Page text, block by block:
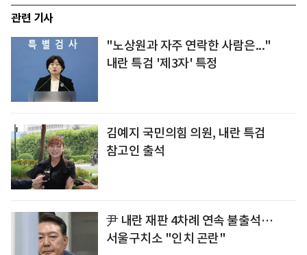
관련 기사
"노상원과 자주 연락한 사람은..."
내란 특검 '제3자' 특정
김예지 국민의힘 의원, 내란 특검
참고인 출석
尹 내란 재판 4차례 연속 불출석…
서울구치소 "인치 곤란"